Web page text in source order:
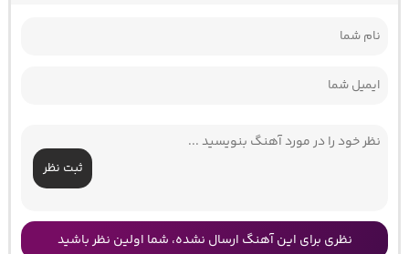
ثبت نظر
نظری برای این آهنگ ارسال نشده، شما اولین نظر باشید